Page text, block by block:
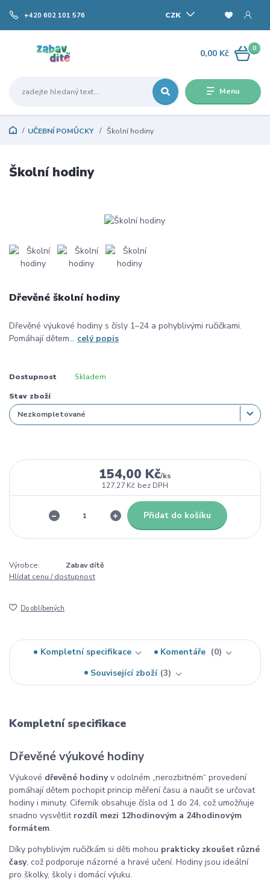
Menu
CZK
+420 602 101 576
0
0,00 Kč
UČEBNÍ POMŮCKY Školní hodiny
Školní hodiny
Dřevěné školní hodiny
Dřevěné výukové hodiny s čísly 1–24 a pohyblivými ručičkami.
Pomáhají dětem... celý popis
Dostupnost Skladem
Stav zboží
154,00 Kč/ks
127,27 Kč bez DPH
Přidat do košíku
Výrobce:
Zabav dítě
Hlídat cenu / dostupnost
Do oblíbených
Kompletní specifikace Komentáře
0
Související zboží 3
Kompletní specifikace
Dřevěné výukové hodiny
Výukové dřevěné hodinyv odolném „nerozbitném“ provedení
pomáhají dětem pochopit princip měření času a naučit se určovat
hodiny i minuty. Ciferník obsahuje čísla od 1 do 24, což umožňuje
snadno vysvětlit rozdíl mezi 12hodinovým a 24hodinovým
formátem.
Díky pohyblivým ručičkám si děti mohou prakticky zkoušet různé
časy, což podporuje názorné a hravé učení. Hodiny jsou ideální
pro školky, školy i domácí výuku.